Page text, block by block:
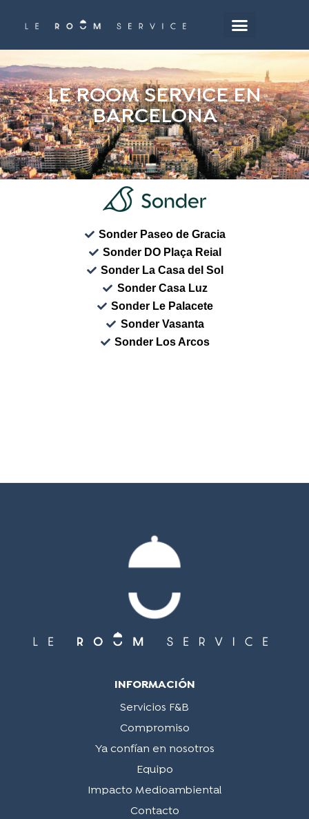
contenido
principal
LE ROOM SERVICE EN
BARCELONA
Sonder Paseo de Gracia
Sonder DO Plaça Reial
Sonder La Casa del Sol
Sonder Casa Luz
Sonder Le Palacete
Sonder Vasanta
Sonder Los Arcos
INFORMACIÓN
Servicios F&B
Compromiso
Ya confían en nosotros
Equipo
Impacto Medioambiental
Contacto